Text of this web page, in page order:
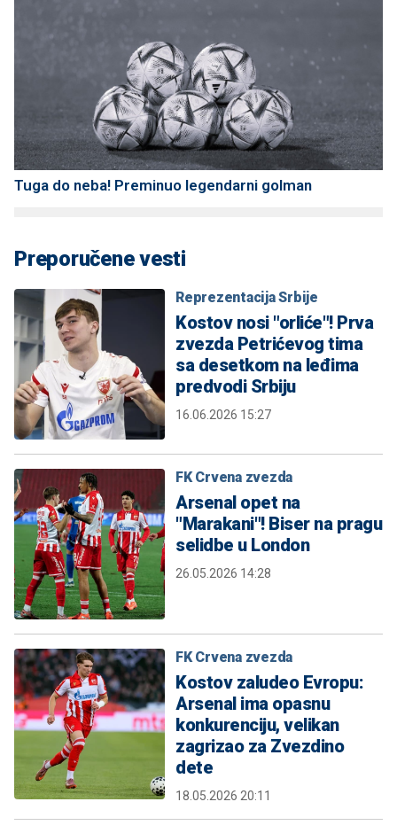
Tuga do neba! Preminuo legendarni golman
Preporučene vesti
Reprezentacija Srbije
Kostov nosi "orliće"! Prva
zvezda Petrićevog tima
sa desetkom na leđima
predvodi Srbiju
16.06.2026 15:27
FK Crvena zvezda
Arsenal opet na
"Marakani"! Biser na pragu
selidbe u London
26.05.2026 14:28
FK Crvena zvezda
Kostov zaludeo Evropu:
Arsenal ima opasnu
konkurenciju, velikan
zagrizao za Zvezdino
dete
18.05.2026 20:11